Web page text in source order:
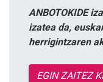
ANBOTOKIDE
izatea da,
herrigintzaren
EGIN ZAITEZ